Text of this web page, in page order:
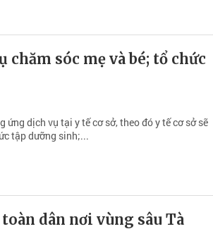
chăm sóc mẹ và bé; tổ chức
ứng dịch vụ tại y tế cơ sở, theo đó y tế cơ sở sẽ
tập dưỡng sinh;...
dân nơi vùng sâu Tà